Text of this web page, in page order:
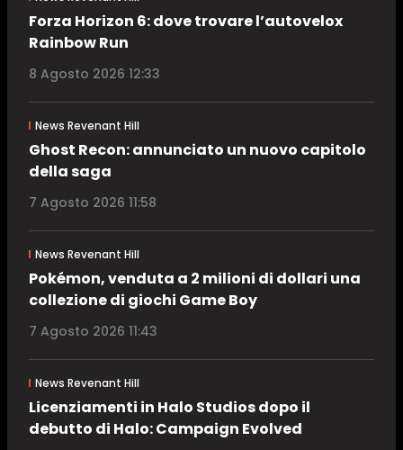
Forza Horizon 6: dove trovare l’autovelox
Rainbow Run
8 Agosto 2026 12:33
News Revenant Hill
Ghost Recon: annunciato un nuovo capitolo
della saga
7 Agosto 2026 11:58
News Revenant Hill
Pokémon, venduta a 2 milioni di dollari una
collezione di giochi Game Boy
7 Agosto 2026 11:43
News Revenant Hill
Licenziamenti in Halo Studios dopo il
debutto di Halo: Campaign Evolved